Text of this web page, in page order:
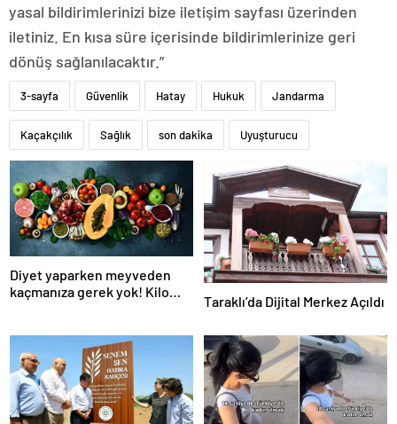
yasal bildirimlerinizi bize iletişim sayfası üzerinden
iletiniz. En kısa süre içerisinde bildirimlerinize geri
dönüş sağlanılacaktır.”
3-sayfa Güvenlik Hatay Hukuk Jandarma
Kaçakçılık Sağlık son dakika Uyuşturucu
Diyet yaparken meyveden
kaçmanıza gerek yok! Kilo
Taraklı’da Dijital Merkez Açıldı